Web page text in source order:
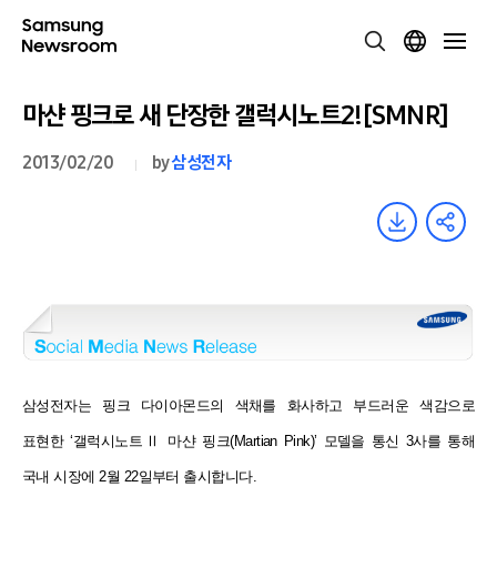
마샨 핑크로 새 단장한 갤럭시노트2![SMNR]
2013/02/20 by삼성전자
삼성전자는 핑크 다이아몬드의 색채를 화사하고 부드러운 색감으로
표현한 ‘갤럭시노트Ⅱ 마샨 핑크(Martian Pink)’ 모델을 통신 3사를 통해
국내 시장에 2월 22일부터 출시합니다.